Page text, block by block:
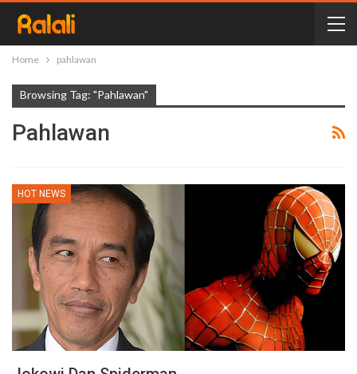
Home pahlawan
Browsing Tag: "pahlawan"
Pahlawan
HOT NEWS